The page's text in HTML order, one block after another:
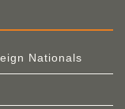
Nationals